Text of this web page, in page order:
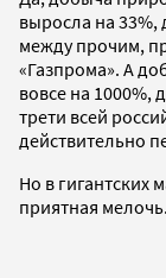
выросла на 33%,
между прочим,
«Газпрома». А
вовсе на 1000%,
трети всей
действительно
Но в гигантских
приятная мелочь.